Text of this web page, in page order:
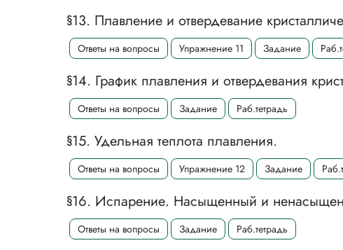
§13. Плавление и отвердевание
Ответы на вопросы Упражнение 11 Задание
§14. График плавления и отвердевания
Ответы на вопросы Задание Раб.тетрадь
§15. Удельная теплота плавления.
Ответы на вопросы Упражнение 12 Задание
§16. Испарение. Насыщенный и
Ответы на вопросы Задание Раб.тетрадь